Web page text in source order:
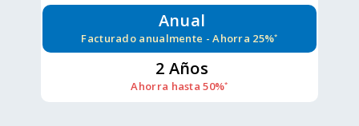
Anual
Facturado anualmente - Ahorra 25%*
2 Años
Ahorra hasta 50%*